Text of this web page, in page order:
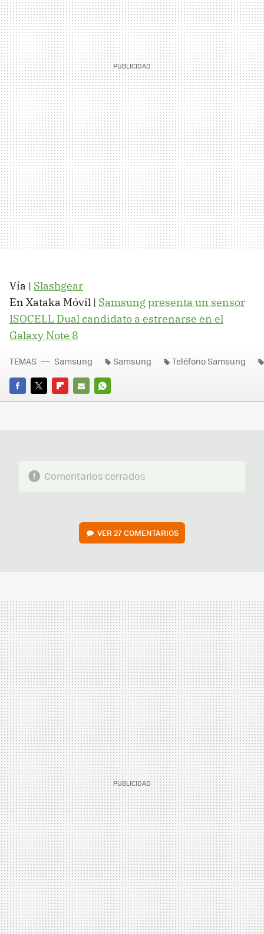
Vía | Slashgear
En Xataka Móvil | Samsung presenta un sensor
ISOCELL Dual candidato a estrenarse en el
Galaxy Note 8
FACEBOOK
TWITTERFLIPBOARD
E-
WHATSAPP
TEMAS Samsung Samsung Teléfono Samsung
Comentarios cerrados
VER27 COMENTARIOS